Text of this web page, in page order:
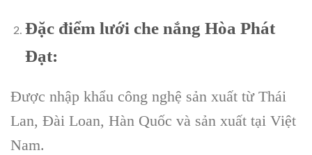
Đặc điểm lưới che nắng Hòa Phát
Đạt:
Được nhập khẩu công nghệ sản xuất từ Thái
Lan, Đài Loan, Hàn Quốc và sản xuất tại Việt
Nam.